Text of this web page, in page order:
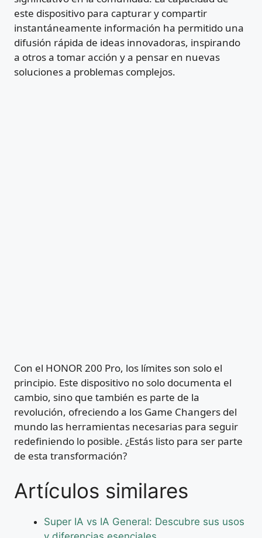
este dispositivo para capturar y compartir
instantáneamente información ha permitido una
difusión rápida de ideas innovadoras, inspirando
a otros a tomar acción y a pensar en nuevas
soluciones a problemas complejos.
Con el HONOR 200 Pro, los límites son solo el
principio. Este dispositivo no solo documenta el
cambio, sino que también es parte de la
revolución, ofreciendo a los Game Changers del
mundo las herramientas necesarias para seguir
redefiniendo lo posible. ¿Estás listo para ser parte
de esta transformación?
Artículos similares
Super IA vs IA General: Descubre sus usos